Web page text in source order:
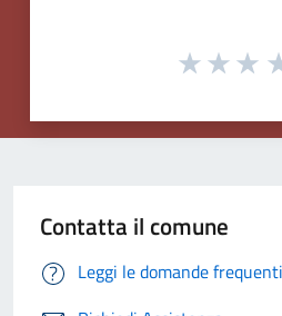
Contatta il comune
Leggi le domande frequenti